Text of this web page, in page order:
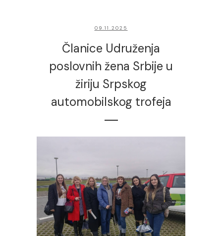
09.11.2025
Članice Udruženja
poslovnih žena Srbije u
žiriju Srpskog
automobilskog trofeja